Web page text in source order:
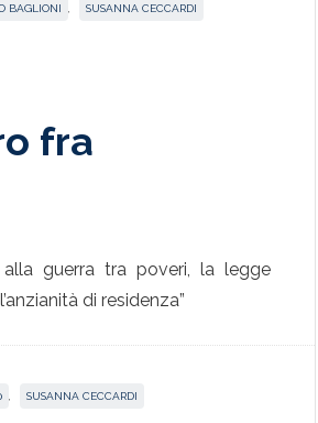
BAGLIONI SUSANNA CECCARDI
fra
alla guerra tra poveri, la legge
di residenza”
SUSANNA CECCARDI